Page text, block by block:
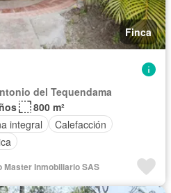
Finca
del Tequendama
800 m²
integral
Calefacción
Master Inmobiliario SAS